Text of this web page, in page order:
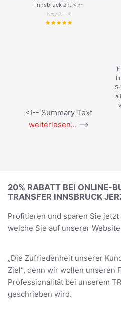
Innsbruck an. <!--
Yuriy P. -->
<!-- Summary Text
weiterlesen... -->
20% RABATT BEI ONLINE-
TRANSFER INNSBRUCK
Profitieren und sparen Sie
welche Sie auf unserer
„Die Zufriedenheit unserer
Ziel“, denn wir wollen unseren
Professionalität bei unserem
geschrieben wird.